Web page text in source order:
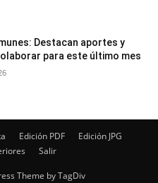
Destacan aportes y
para este último mes
Edición PDF
Edición JPG
Salir
Theme by TagDiv